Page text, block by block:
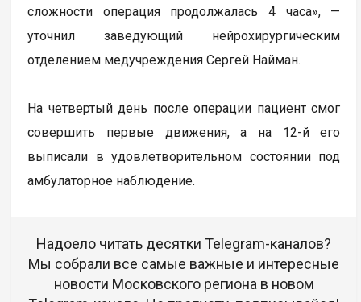
сложности операция продолжалась 4 часа», —
уточнил заведующий нейрохирургическим
отделением медучреждения Сергей Найман.
На четвертый день после операции пациент смог
совершить первые движения, а на 12-й его
выписали в удовлетворительном состоянии под
амбулаторное наблюдение.
Надоело читать десятки Telegram-каналов?
Мы собрали все самые важные и интересные
новости Московского региона в новом